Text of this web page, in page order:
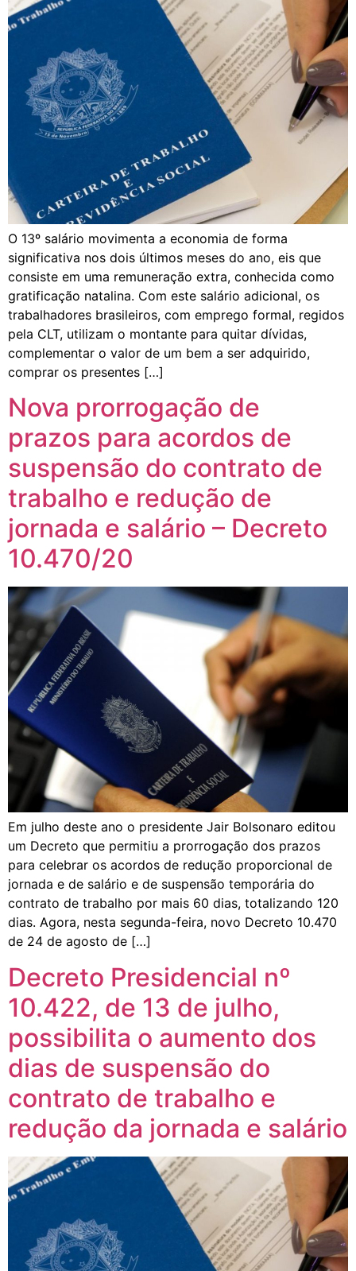
O 13º salário movimenta a economia de forma
significativa nos dois últimos meses do ano, eis que
consiste em uma remuneração extra, conhecida como
gratificação natalina. Com este salário adicional, os
trabalhadores brasileiros, com emprego formal, regidos
pela CLT, utilizam o montante para quitar dívidas,
complementar o valor de um bem a ser adquirido,
comprar os presentes […]
Nova prorrogação de
prazos para acordos de
suspensão do contrato de
trabalho e redução de
jornada e salário – Decreto
10.470/20
Em julho deste ano o presidente Jair Bolsonaro editou
um Decreto que permitiu a prorrogação dos prazos
para celebrar os acordos de redução proporcional de
jornada e de salário e de suspensão temporária do
contrato de trabalho por mais 60 dias, totalizando 120
dias. Agora, nesta segunda-feira, novo Decreto 10.470
de 24 de agosto de […]
Decreto Presidencial nº
10.422, de 13 de julho,
possibilita o aumento dos
dias de suspensão do
contrato de trabalho e
redução da jornada e salário